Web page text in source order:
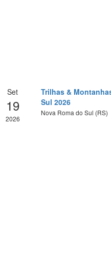
Set
19
2026
Trilhas &
Sul 2026
Nova Roma do Sul (RS)